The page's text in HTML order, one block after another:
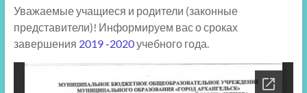
Уважаемые учащиеся и родители (законные
представители)! Информируем вас о сроках
завершения 2019 -2020учебного года.